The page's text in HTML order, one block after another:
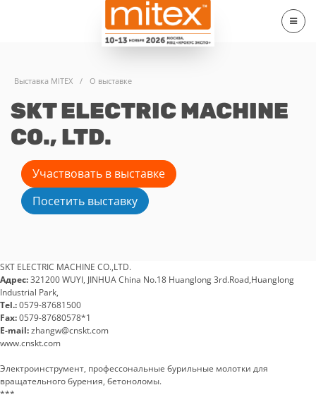
Выставка MITEX / О выставке
SKT ELECTRIC MACHINE
CO., LTD.
Участвовать в выставке
Посетить выставку
SKT ELECTRIC MACHINE CO.,LTD.
Адрес:321200 WUYI, JINHUA China No.18 Huanglong 3rd.Road,Huanglong
Industrial Park,
Tel.:0579-87681500
Fax:0579-87680578*1
E-mail:zhangw@cnskt.com
www.cnskt.com
Электроинструмент, профессональные бурильные молотки для
вращательного бурения, бетоноломы.
***